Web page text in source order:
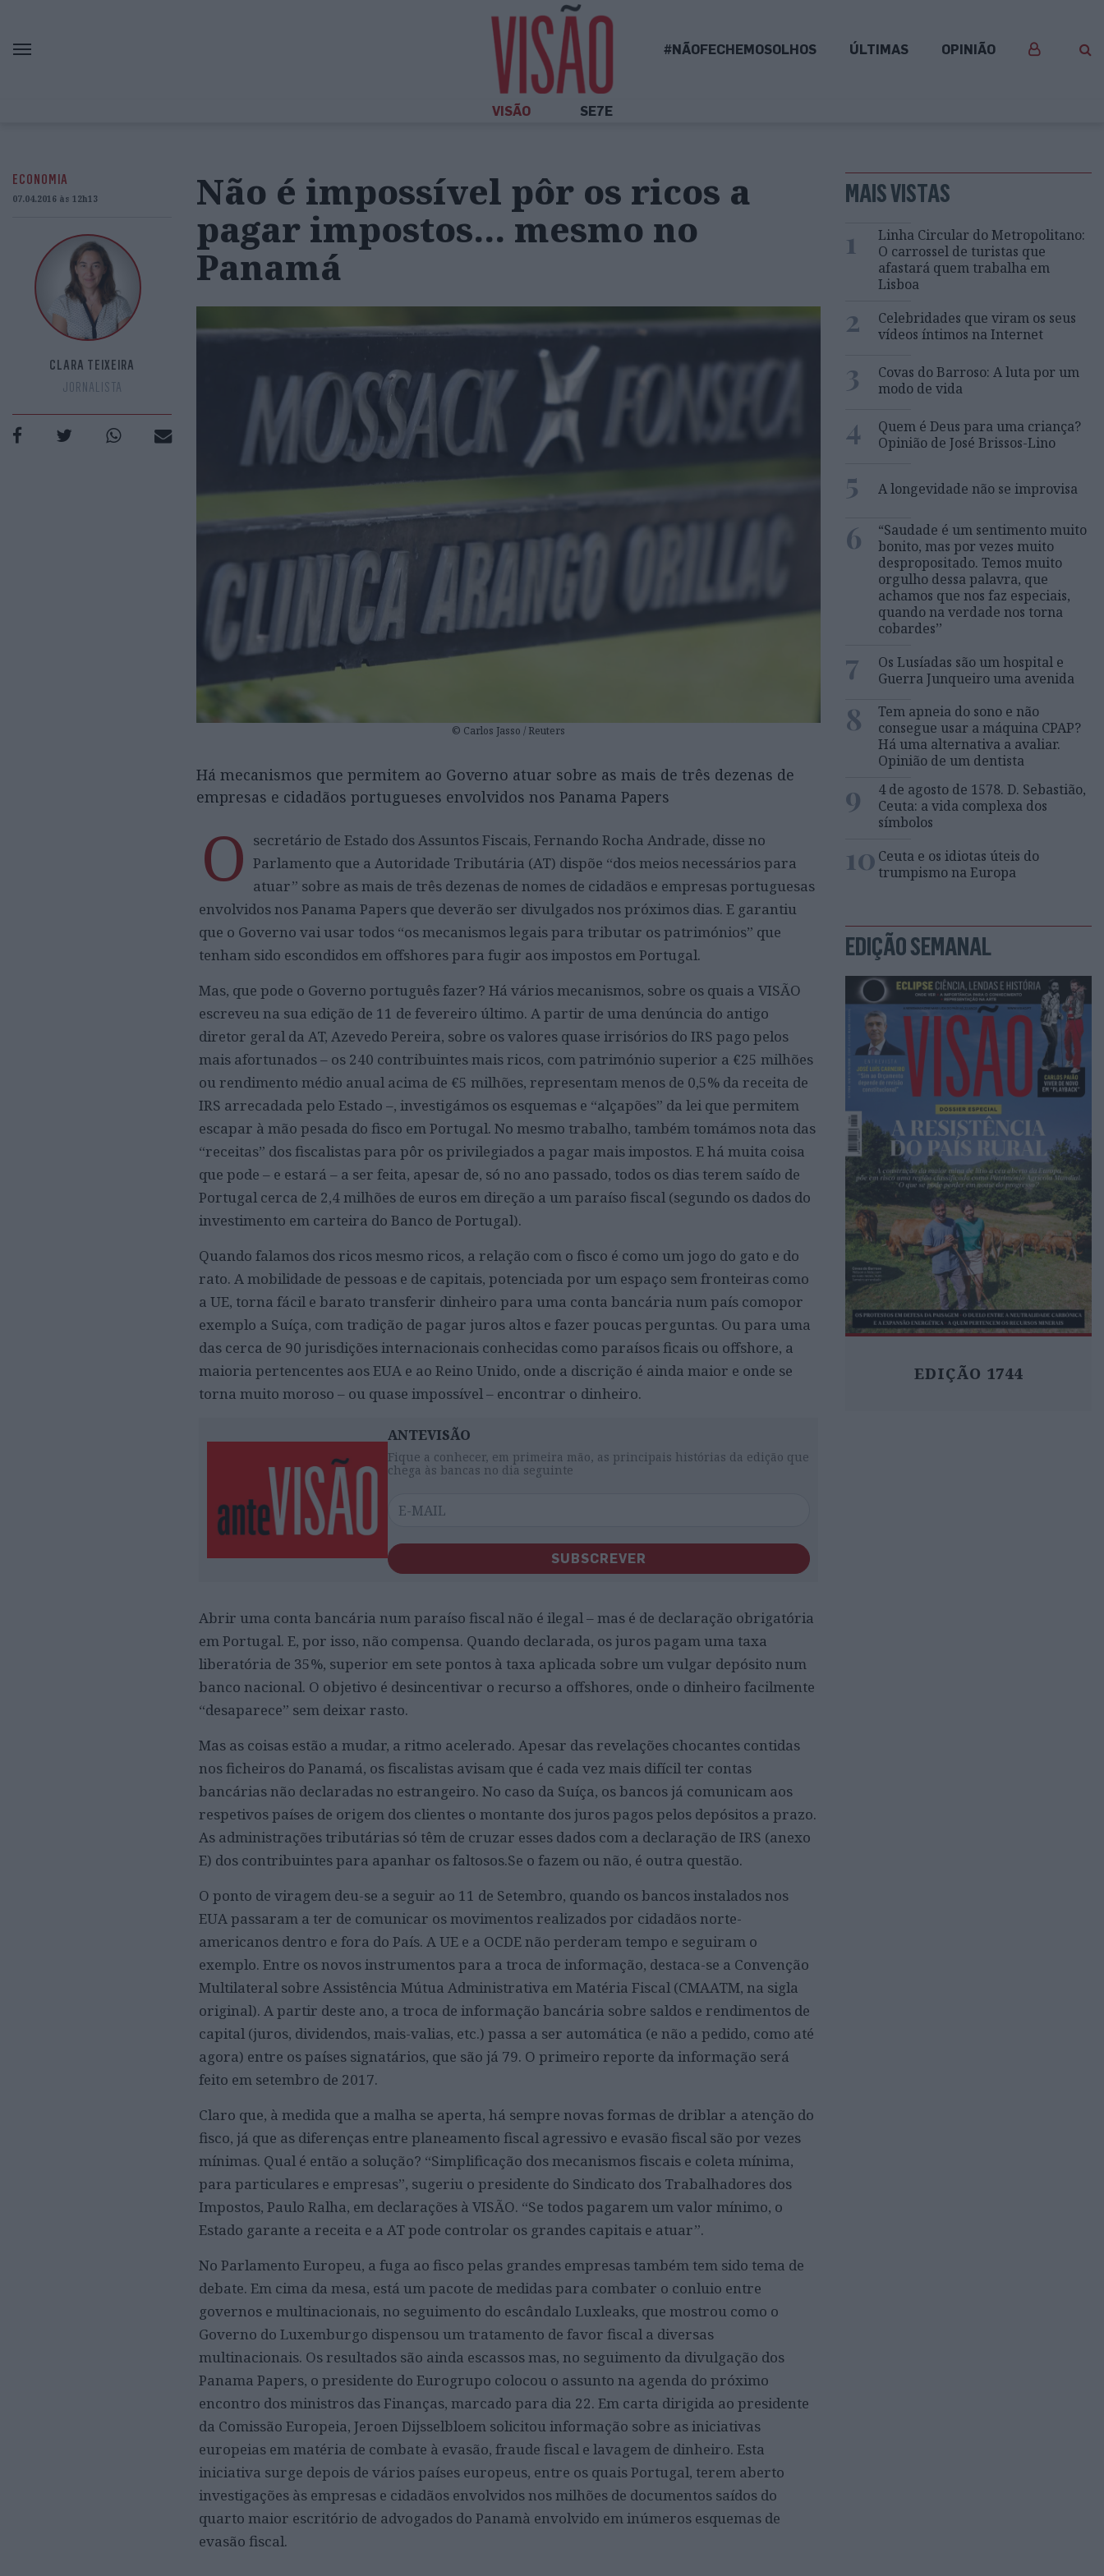
#NÃOFECHEMOSOLHOS ÚLTIMAS OPINIÃO
VISÃO SE7E
ECONOMIA
07.04.2016 às 12h13
CLARA TEIXEIRA
JORNALISTA
Não é impossível pôr os ricos a
pagar impostos… mesmo no
Panamá
© Carlos Jasso / Reuters
Há mecanismos que permitem ao Governo atuar sobre as mais de três dezenas de
empresas e cidadãos portugueses envolvidos nos Panama Papers
O secretário de Estado dos Assuntos Fiscais, Fernando Rocha Andrade, disse no
Parlamento que a Autoridade Tributária (AT) dispõe “dos meios necessários para
atuar” sobre as mais de três dezenas de nomes de cidadãos e empresas portuguesas
envolvidos nos Panama Papers que deverão ser divulgados nos próximos dias. E garantiu
que o Governo vai usar todos “os mecanismos legais para tributar os patrimónios” que
tenham sido escondidos em offshores para fugir aos impostos em Portugal.
Mas, que pode o Governo português fazer? Há vários mecanismos, sobre os quais a VISÃO
escreveu na sua edição de 11 de fevereiro último. A partir de uma denúncia do antigo
diretor geral da AT, Azevedo Pereira, sobre os valores quase irrisórios do IRS pago pelos
mais afortunados – os 240 contribuintes mais ricos, com património superior a €25 milhões
ou rendimento médio anual acima de €5 milhões, representam menos de 0,5% da receita de
IRS arrecadada pelo Estado –, investigámos os esquemas e “alçapões” da lei que permitem
escapar à mão pesada do fisco em Portugal. No mesmo trabalho, também tomámos nota das
“receitas” dos fiscalistas para pôr os privilegiados a pagar mais impostos. E há muita coisa
que pode – e estará – a ser feita, apesar de, só no ano passado, todos os dias terem saído de
Portugal cerca de 2,4 milhões de euros em direção a um paraíso fiscal (segundo os dados do
investimento em carteira do Banco de Portugal).
Quando falamos dos ricos mesmo ricos, a relação com o fisco é como um jogo do gato e do
rato. A mobilidade de pessoas e de capitais, potenciada por um espaço sem fronteiras como
a UE, torna fácil e barato transferir dinheiro para uma conta bancária num país comopor
exemplo a Suíça, com tradição de pagar juros altos e fazer poucas perguntas. Ou para uma
das cerca de 90 jurisdições internacionais conhecidas como paraísos ficais ou offshore, a
maioria pertencentes aos EUA e ao Reino Unido, onde a discrição é ainda maior e onde se
torna muito moroso – ou quase impossível – encontrar o dinheiro.
ANTEVISÃO
Fique a conhecer, em primeira mão, as principais histórias da edição que
chega às bancas no dia seguinte
SUBSCREVER
Abrir uma conta bancária num paraíso fiscal não é ilegal – mas é de declaração obrigatória
em Portugal. E, por isso, não compensa. Quando declarada, os juros pagam uma taxa
liberatória de 35%, superior em sete pontos à taxa aplicada sobre um vulgar depósito num
banco nacional. O objetivo é desincentivar o recurso a offshores, onde o dinheiro facilmente
“desaparece” sem deixar rasto.
Mas as coisas estão a mudar, a ritmo acelerado. Apesar das revelações chocantes contidas
nos ficheiros do Panamá, os fiscalistas avisam que é cada vez mais difícil ter contas
bancárias não declaradas no estrangeiro. No caso da Suíça, os bancos já comunicam aos
respetivos países de origem dos clientes o montante dos juros pagos pelos depósitos a prazo.
As administrações tributárias só têm de cruzar esses dados com a declaração de IRS (anexo
E) dos contribuintes para apanhar os faltosos.Se o fazem ou não, é outra questão.
O ponto de viragem deu-se a seguir ao 11 de Setembro, quando os bancos instalados nos
EUA passaram a ter de comunicar os movimentos realizados por cidadãos norte-
americanos dentro e fora do País. A UE e a OCDE não perderam tempo e seguiram o
exemplo. Entre os novos instrumentos para a troca de informação, destaca-se a Convenção
Multilateral sobre Assistência Mútua Administrativa em Matéria Fiscal (CMAATM, na sigla
original). A partir deste ano, a troca de informação bancária sobre saldos e rendimentos de
capital (juros, dividendos, mais-valias, etc.) passa a ser automática (e não a pedido, como até
agora) entre os países signatários, que são já 79. O primeiro reporte da informação será
feito em setembro de 2017.
Claro que, à medida que a malha se aperta, há sempre novas formas de driblar a atenção do
fisco, já que as diferenças entre planeamento fiscal agressivo e evasão fiscal são por vezes
mínimas. Qual é então a solução? “Simplificação dos mecanismos fiscais e coleta mínima,
para particulares e empresas”, sugeriu o presidente do Sindicato dos Trabalhadores dos
Impostos, Paulo Ralha, em declarações à VISÃO. “Se todos pagarem um valor mínimo, o
Estado garante a receita e a AT pode controlar os grandes capitais e atuar”.
No Parlamento Europeu, a fuga ao fisco pelas grandes empresas também tem sido tema de
debate. Em cima da mesa, está um pacote de medidas para combater o conluio entre
governos e multinacionais, no seguimento do escândalo Luxleaks, que mostrou como o
Governo do Luxemburgo dispensou um tratamento de favor fiscal a diversas
multinacionais. Os resultados são ainda escassos mas, no seguimento da divulgação dos
Panama Papers, o presidente do Eurogrupo colocou o assunto na agenda do próximo
encontro dos ministros das Finanças, marcado para dia 22. Em carta dirigida ao presidente
da Comissão Europeia, Jeroen Dijsselbloem solicitou informação sobre as iniciativas
europeias em matéria de combate à evasão, fraude fiscal e lavagem de dinheiro. Esta
iniciativa surge depois de vários países europeus, entre os quais Portugal, terem aberto
investigações às empresas e cidadãos envolvidos nos milhões de documentos saídos do
quarto maior escritório de advogados do Panamà envolvido em inúmeros esquemas de
evasão fiscal.
MAIS VISTAS
1
Linha Circular do Metropolitano:
O carrossel de turistas que
afastará quem trabalha em
Lisboa
2
Celebridades que viram os seus
vídeos íntimos na Internet
3
Covas do Barroso: A luta por um
modo de vida
4
Quem é Deus para uma criança?
Opinião de José Brissos-Lino
5 A longevidade não se improvisa
6
“Saudade é um sentimento muito
bonito, mas por vezes muito
despropositado. Temos muito
orgulho dessa palavra, que
achamos que nos faz especiais,
quando na verdade nos torna
cobardes’’
7
Os Lusíadas são um hospital e
Guerra Junqueiro uma avenida
8
Tem apneia do sono e não
consegue usar a máquina CPAP?
Há uma alternativa a avaliar.
Opinião de um dentista
9
4 de agosto de 1578. D. Sebastião,
Ceuta: a vida complexa dos
símbolos
10 Ceuta e os idiotas úteis do
trumpismo na Europa
EDIÇÃO SEMANAL
EDIÇÃO 1744